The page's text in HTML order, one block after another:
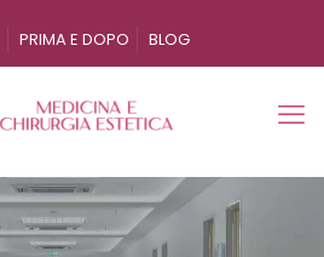
PRIMA E DOPO BLOG